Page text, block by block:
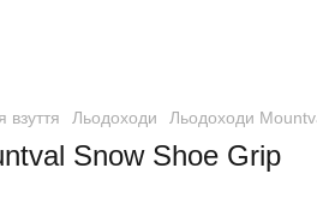
взуття Льодоходи Льодоходи
Snow Shoe Grip